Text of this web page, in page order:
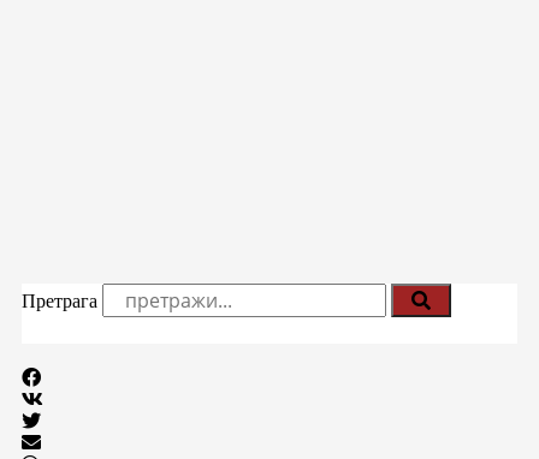
Претрага